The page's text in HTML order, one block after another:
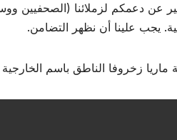
عن دعمكم لزملائنا (الصحفيين
يجب علينا أن نظهر التضامن.
ماريا زخروفا الناطق باسم